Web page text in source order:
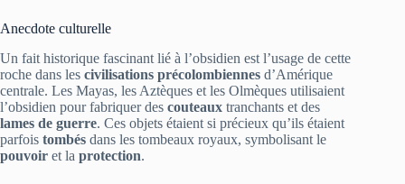
Anecdote culturelle
Un fait historique fascinant lié à l’obsidien est l’usage de cette
roche dans les civilisations précolombiennes d’Amérique
centrale. Les Mayas, les Aztèques et les Olmèques utilisaient
l’obsidien pour fabriquer des couteaux tranchants et des
lames de guerre. Ces objets étaient si précieux qu’ils étaient
parfois tombés dans les tombeaux royaux, symbolisant le
pouvoir et la protection.